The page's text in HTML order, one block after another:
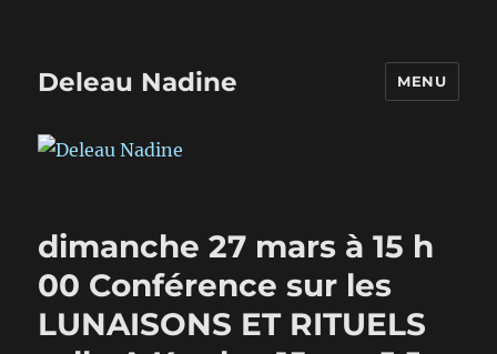
Deleau Nadine MENU
dimanche 27 mars à 15 h
00 Conférence sur les
LUNAISONS ET RITUELS